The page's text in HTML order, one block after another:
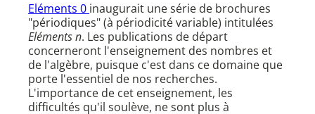
Eléments 0 inaugurait une série de brochures
"périodiques" (à périodicité variable) intitulées
Eléments n. Les publications de départ
concerneront l'enseignement des nombres et
de l'algèbre, puisque c'est dans ce domaine que
porte l'essentiel de nos recherches.
L'importance de cet enseignement, les
difficultés qu'il soulève, ne sont plus à